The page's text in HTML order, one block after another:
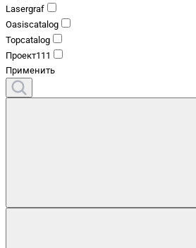
Lasergraf
Oasiscatalog
Topcatalog
Проект111
Применить